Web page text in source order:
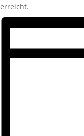
erreicht.